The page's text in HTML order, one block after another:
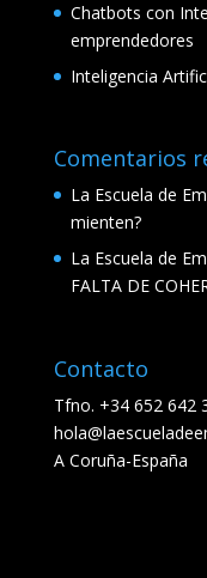
Chatbots con
emprendedores
Inteligencia
Comentarios
La Escuela de
mienten?
La Escuela de
FALTA DE
Contacto
Tfno. +34 652 642
A Coruña-España